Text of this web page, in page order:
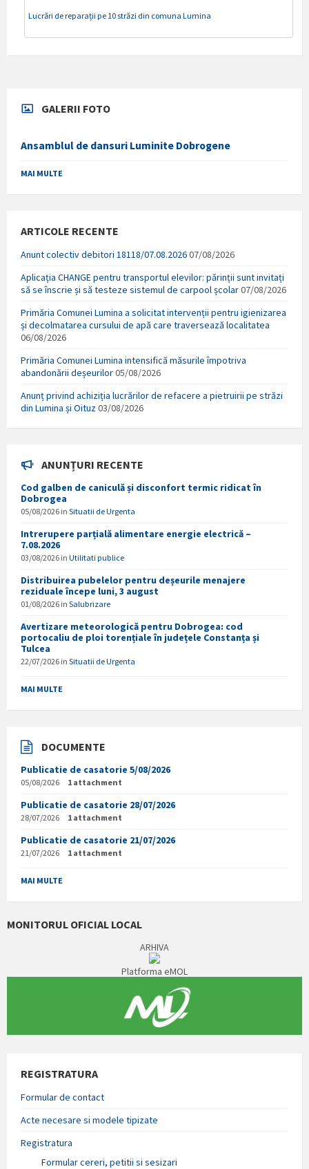
Lucrări de reparații pe 10 străzi din comuna Lumina
GALERII FOTO
Ansamblul de dansuri Luminite Dobrogene
MAI MULTE
ARTICOLE RECENTE
Anunt colectiv debitori 18118/07.08.202607/08/2026
Aplicația CHANGE pentru transportul elevilor: părinții sunt invitați
să se înscrie și să testeze sistemul de carpool școlar07/08/2026
Primăria Comunei Lumina a solicitat intervenții pentru igienizarea
și decolmatarea cursului de apă care traversează localitatea
06/08/2026
Primăria Comunei Lumina intensifică măsurile împotriva
abandonării deșeurilor05/08/2026
Anunț privind achiziția lucrărilor de refacere a pietruirii pe străzi
din Lumina și Oituz03/08/2026
ANUNȚURI RECENTE
Cod galben de caniculă și disconfort termic ridicat în
Dobrogea
05/08/2026 in Situatii de Urgenta
Intrerupere parțială alimentare energie electrică –
7.08.2026
03/08/2026 in Utilitati publice
Distribuirea pubelelor pentru deșeurile menajere
reziduale începe luni, 3 august
01/08/2026 in Salubrizare
Avertizare meteorologică pentru Dobrogea: cod
portocaliu de ploi torențiale în județele Constanța și
Tulcea
22/07/2026 in Situatii de Urgenta
MAI MULTE
DOCUMENTE
Publicatie de casatorie 5/08/2026
05/08/2026 1 attachment
Publicatie de casatorie 28/07/2026
28/07/2026 1 attachment
Publicatie de casatorie 21/07/2026
21/07/2026 1 attachment
MAI MULTE
MONITORUL OFICIAL LOCAL
ARHIVA
Platforma eMOL
REGISTRATURA
Formular de contact
Acte necesare si modele tipizate
Registratura
Formular cereri, petitii si sesizari